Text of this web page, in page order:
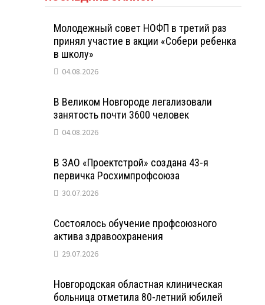
Молодежный совет НОФП в третий раз
принял участие в акции «Собери ребенка
в школу»
04.08.2026
В Великом Новгороде легализовали
занятость почти 3600 человек
04.08.2026
В ЗАО «Проектстрой» создана 43-я
первичка Росхимпрофсоюза
30.07.2026
Состоялось обучение профсоюзного
актива здравоохранения
29.07.2026
Новгородская областная клиническая
больница отметила 80-летний юбилей